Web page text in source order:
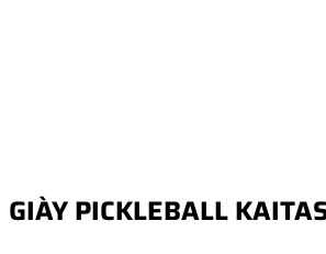
GIÀY PICKLEBALL